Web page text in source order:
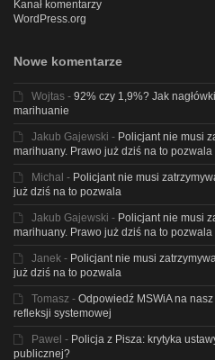
Kanał komentarzy
WordPress.org
Nowe komentarze
Wojtas - 92% czy 1,9%? Jak
marihuanie
Jakub Gajewski - Policjant nie musi
marihuany. Prawo już dziś na to pozwala
Michal - Policjant nie musi
już dziś na to pozwala
Jakub Gajewski - Policjant nie musi
marihuany. Prawo już dziś na to pozwala
Janek - Policjant nie musi
już dziś na to pozwala
Tomasz - Odpowiedź MSWiA na
refleksji systemowej
Pawel - Policja z Pisza: krytyka
publicznej?